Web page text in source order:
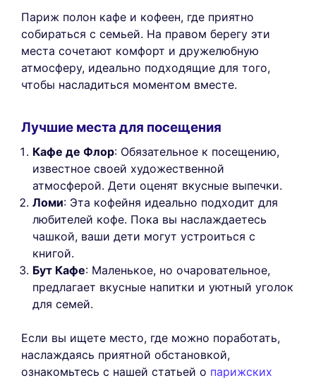
Париж полон кафе и кофеен, где приятно
собираться с семьей. На правом берегу эти
места сочетают комфорт и дружелюбную
атмосферу, идеально подходящие для того,
чтобы насладиться моментом вместе.
Лучшие места для посещения
Кафе де Флор: Обязательное к посещению,
известное своей художественной
атмосферой. Дети оценят вкусные выпечки.
Ломи: Эта кофейня идеально подходит для
любителей кофе. Пока вы наслаждаетесь
чашкой, ваши дети могут устроиться с
книгой.
Бут Кафе: Маленькое, но очаровательное,
предлагает вкусные напитки и уютный уголок
для семей.
Если вы ищете место, где можно поработать,
наслаждаясь приятной обстановкой,
ознакомьтесь с нашей статьей о парижских